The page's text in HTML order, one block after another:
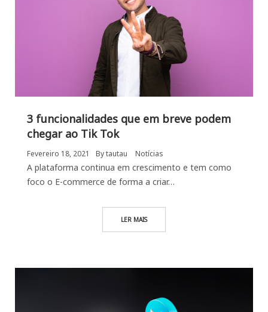
3 funcionalidades que em breve podem
chegar ao Tik Tok
Fevereiro 18, 2021 Bytautau Notícias
A plataforma continua em crescimento e tem como
foco o E-commerce de forma a criar…
LER MAIS